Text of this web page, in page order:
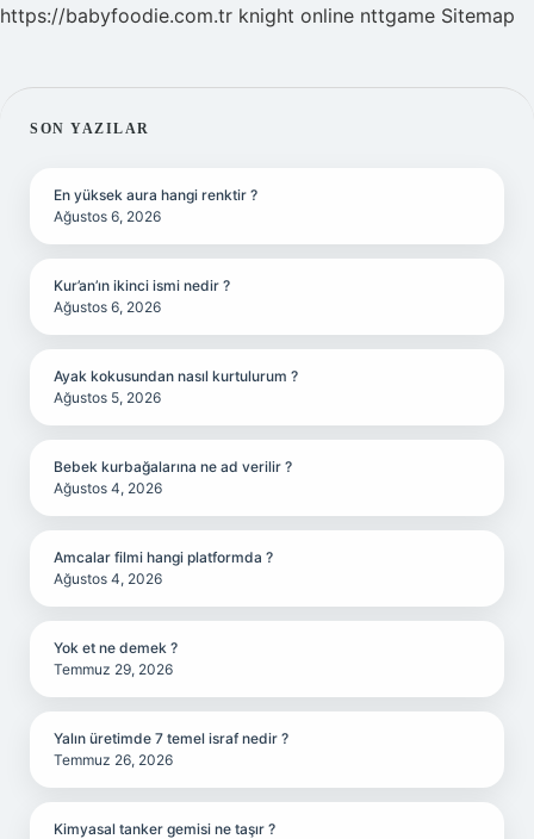
https://babyfoodie.com.tr knight online nttgame Sitemap
SIDEBAR
SON YAZILAR
En yüksek aura hangi renktir ?
Ağustos 6, 2026
Kur’an’ın ikinci ismi nedir ?
Ağustos 6, 2026
Ayak kokusundan nasıl kurtulurum ?
Ağustos 5, 2026
Bebek kurbağalarına ne ad verilir ?
Ağustos 4, 2026
Amcalar filmi hangi platformda ?
Ağustos 4, 2026
Yok et ne demek ?
Temmuz 29, 2026
Yalın üretimde 7 temel israf nedir ?
Temmuz 26, 2026
Kimyasal tanker gemisi ne taşır ?